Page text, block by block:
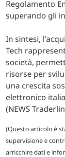
Regolamento
superando gli
In sintesi,
Tech
società,
risorse per
una crescita
elettronico
(NEWS
(Questo articolo è
supervisione e
arricchire dati e